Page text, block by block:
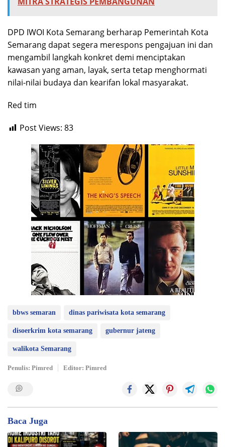
DPD IWOI Kota Semarang berharap Pemerintah Kota
Semarang dapat segera merespons pengajuan ini dan
mengambil langkah konkret demi menciptakan
kawasan yang aman, layak, serta tetap menghormati
nilai-nilai budaya dan kearifan lokal masyarakat.
Red tim
Post Views: 83
bbws semaran dinas pariwisata kota semarang
disoerkrim kota semarang gubernur jateng
walikota Semarang
Penulis: Pimred Editor: Pimred
Baca Juga